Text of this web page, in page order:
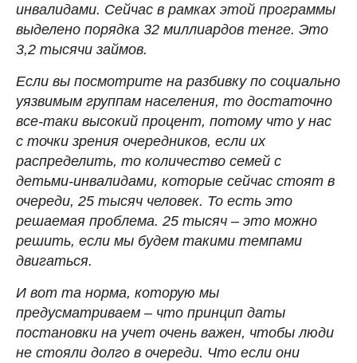
инвалидами. Сейчас в рамках этой программы
выделено порядка 32 миллиардов тенге. Это
3,2 тысячи займов.
Если вы посмотрите на разбивку по социально
уязвимым группам населения, то достаточно
все-таки высокий процент, потому что у нас
с точки зрения очередников, если их
распределить, то количество семей с
детьми-инвалидами, которые сейчас стоят в
очереди, 25 тысяч человек. То есть это
решаемая проблема. 25 тысяч – это можно
решить, если мы будем такими темпами
двигаться.
И вот та норма, которую мы
предусматриваем – что принцип даты
постановки на учет очень важен, чтобы люди
не стояли долго в очереди. Что если они